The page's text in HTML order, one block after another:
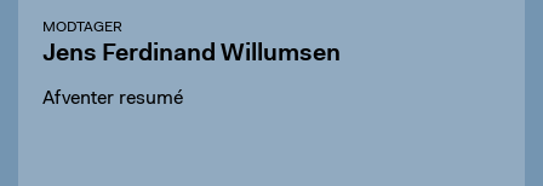
MODTAGER
Jens Ferdinand Willumsen
Afventer resumé